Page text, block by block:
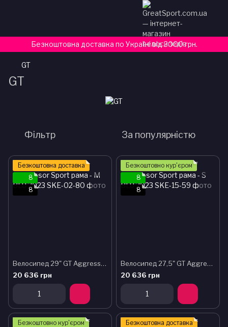
Безкоштовна доставка по Україні від 3000 грн.
GT
GT
Фільтр За популярністю
Безкоштовна доставка
8
8
Велосипед 29" GT Aggressor Sport рама - M BLU 2023
20 636 грн
Безкоштовно кур'єром
8
8
Велосипед 27,5" GT Aggressor Sport рама - S BLU 2023
20 636 грн
Безкоштовно кур'єром
Безкоштовна доставка